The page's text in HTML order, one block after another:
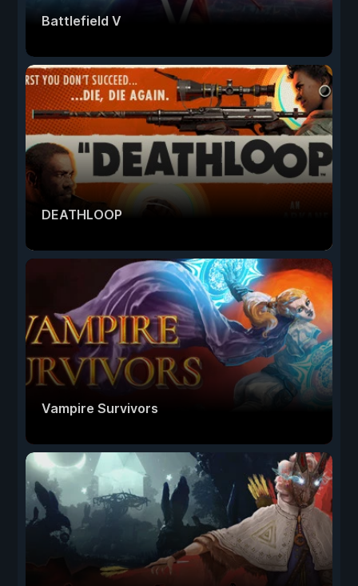
Battlefield V
DEATHLOOP
Vampire Survivors